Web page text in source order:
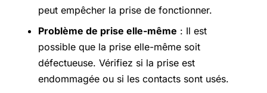
peut empêcher la prise de fonctionner.
Problème de prise elle-même : Il est
possible que la prise elle-même soit
défectueuse. Vérifiez si la prise est
endommagée ou si les contacts sont usés.